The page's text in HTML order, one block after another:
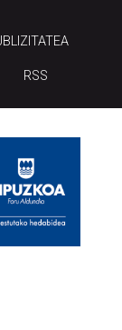
RSS